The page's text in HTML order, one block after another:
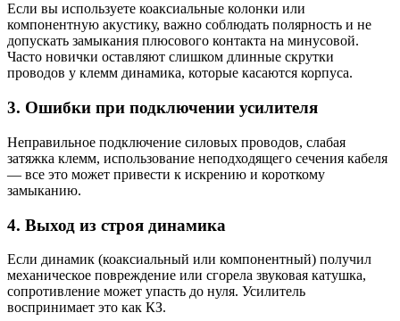
Если вы используете коаксиальные колонки или
компонентную акустику, важно соблюдать полярность и не
допускать замыкания плюсового контакта на минусовой.
Часто новички оставляют слишком длинные скрутки
проводов у клемм динамика, которые касаются корпуса.
3. Ошибки при подключении усилителя
Неправильное подключение силовых проводов, слабая
затяжка клемм, использование неподходящего сечения кабеля
— все это может привести к искрению и короткому
замыканию.
4. Выход из строя динамика
Если динамик (коаксиальный или компонентный) получил
механическое повреждение или сгорела звуковая катушка,
сопротивление может упасть до нуля. Усилитель
воспринимает это как КЗ.